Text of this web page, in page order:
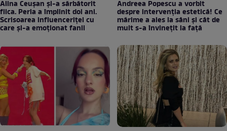
Alina Ceușan și-a sărbătorit
fiica. Perla a împlinit doi ani.
Scrisoarea influenceriței cu
care și-a emoționat fanii
Andreea Popescu a vorbit
despre intervenția estetică! Ce
mărime a ales la sâni și cât de
mult s-a învinețit la față